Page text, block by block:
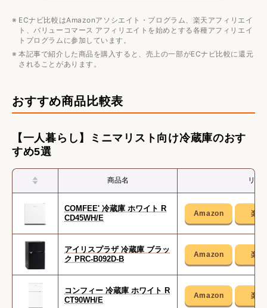
ミニマリスト向け冷蔵庫のおすすめメーカー3選
コンフィー
アイリスオーヤマ
【一人暮らし】ミニマリスト向け冷蔵庫のおすすめ5選
【家族暮らし】ミニマリスト向け冷蔵庫のおすすめ5選
冷蔵庫・冷凍庫の関連記事
容量・サイズ別冷蔵庫のおすすめ人気ランキング
機能別冷蔵庫のおすすめ人気ランキング
ECナビ比較はAmazonアソシエイト・プログラム、楽天アフィリエイ
ト、バリューコマース アフィリエイトを始めとする各種アフィリエイ
トプログラムに参加しています。
本記事で紹介した商品を購入すると、売上の一部がECナビ比較に還元
されることがあります。
おすすめ商品比較表
【一人暮らし】ミニマリスト向け冷蔵庫のおす
すめ5選
商品名 リン
COMFEE' 冷蔵庫 ホワイト R
CD45WH/E
アイリスプラザ 冷蔵庫 ブラッ
ク PRC-B092D-B
コンフィー 冷蔵庫 ホワイト R
CT90WH/E